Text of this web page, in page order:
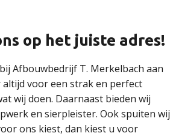
op het juiste adres!
Afbouwbedrijf T. Merkelbach aan
voor een strak en perfect
wij doen. Daarnaast bieden wij
en sierpleister. Ook spuiten wij
ons kiest, dan kiest u voor